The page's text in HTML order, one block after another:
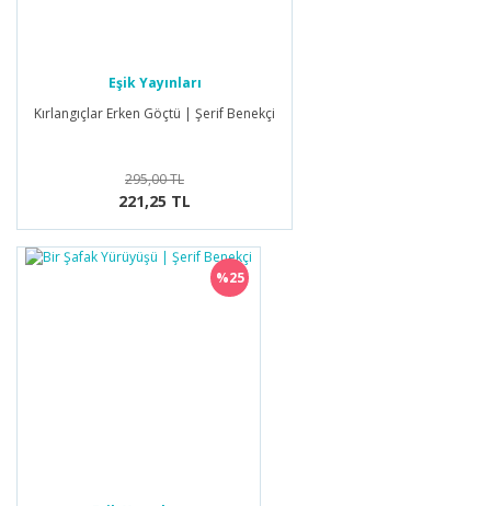
Eşik Yayınları
Kırlangıçlar Erken Göçtü | Şerif Benekçi
295,00 TL
221,25 TL
%25